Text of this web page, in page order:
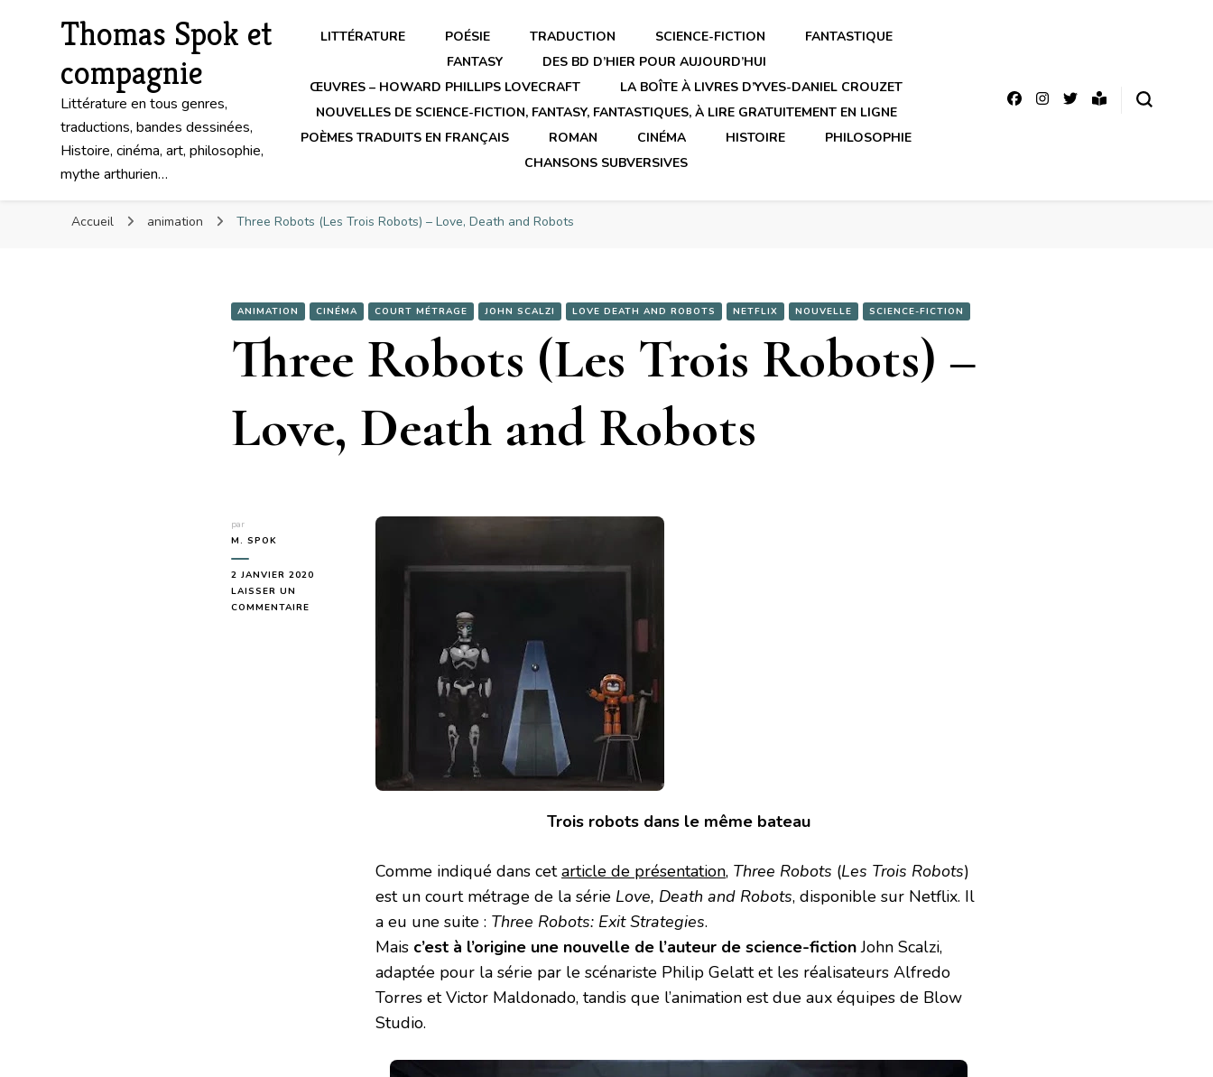
Thomas Spok et
compagnie
Littérature en tous genres,
traductions, bandes dessinées,
Histoire, cinéma, art, philosophie,
mythe arthurien…
LITTÉRATURE POÉSIE TRADUCTION SCIENCE-FICTION
FANTASTIQUE
FANTASY
DES BD D’HIER POUR AUJOURD’HUI
ŒUVRES – HOWARD PHILLIPS LOVECRAFT
LA BOÎTE À LIVRES D’YVES-DANIEL CROUZET
NOUVELLES DE SCIENCE-FICTION, FANTASY, FANTASTIQUES, À LIRE GRATUITEMENT EN LIGNE
POÈMES TRADUITS EN FRANÇAIS
ROMAN CINÉMA HISTOIRE
PHILOSOPHIE
CHANSONS SUBVERSIVES
Accueil animation Three Robots (Les Trois Robots) – Love, Death and Robots
ANIMATION CINÉMA COURT MÉTRAGE JOHN SCALZI LOVE DEATH AND ROBOTS NETFLIX NOUVELLE SCIENCE-FICTION
Three Robots (Les Trois Robots) –
Love, Death and Robots
par
M. SPOK
2 JANVIER 2020
LAISSER UN
COMMENTAIRE
Trois robots dans le même bateau
Comme indiqué dans cetarticle de présentation, Three Robots (Les Trois Robots)
est un court métrage de la série Love, Death and Robots, disponible sur Netflix. Il
a eu une suite : Three Robots: Exit Strategies.
Mais c’est à l’origine une nouvelle de l’auteur de science-fictionJohn Scalzi,
adaptée pour la série par le scénariste Philip Gelatt et les réalisateurs Alfredo
Torres et Victor Maldonado, tandis que l’animation est due aux équipes de Blow
Studio.